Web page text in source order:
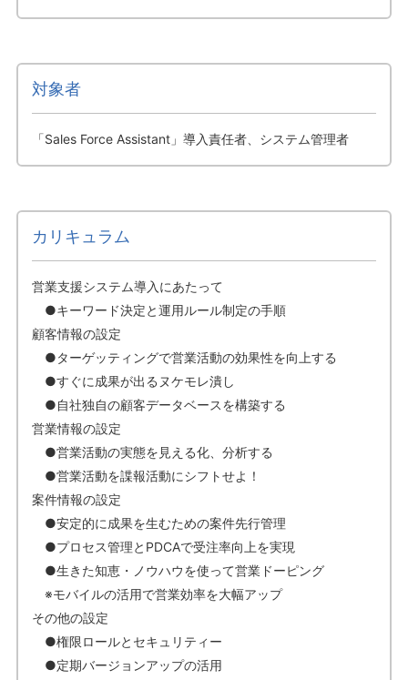
対象者
「Sales Force Assistant」導入責任者、システム管理者
カリキュラム
営業支援システム導入にあたって
●キーワード決定と運用ルール制定の手順
顧客情報の設定
●ターゲッティングで営業活動の効果性を向上する
●すぐに成果が出るヌケモレ潰し
●自社独自の顧客データベースを構築する
営業情報の設定
●営業活動の実態を見える化、分析する
●営業活動を諜報活動にシフトせよ！
案件情報の設定
●安定的に成果を生むための案件先行管理
●プロセス管理とPDCAで受注率向上を実現
●生きた知恵・ノウハウを使って営業ドーピング
※モバイルの活用で営業効率を大幅アップ
その他の設定
●権限ロールとセキュリティー
●定期バージョンアップの活用